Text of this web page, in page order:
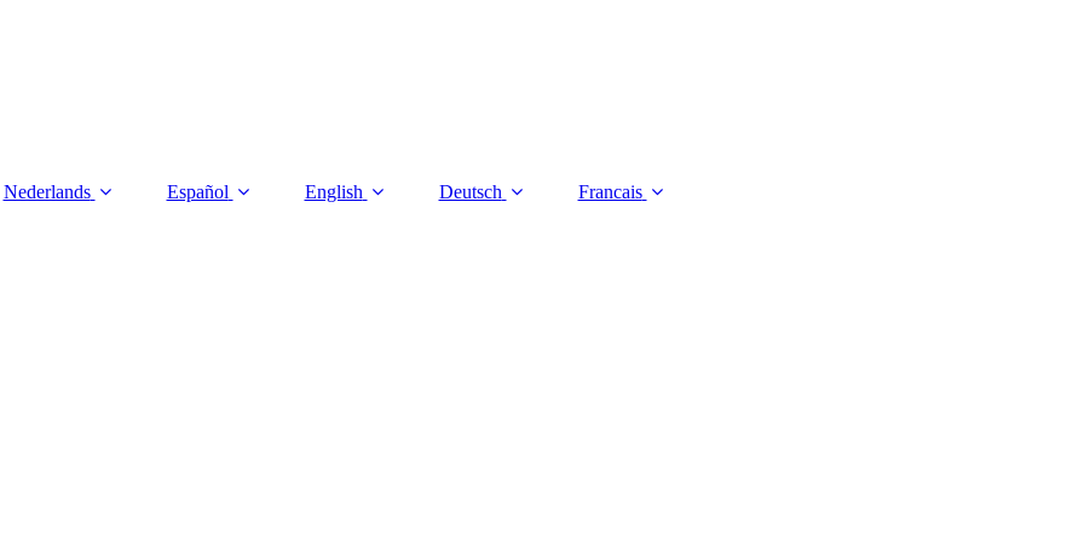
Nederlands Español English Deutsch Francais